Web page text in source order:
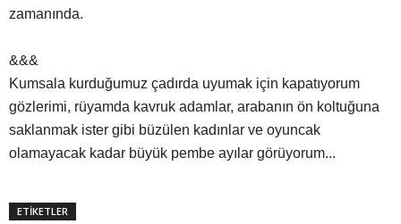
zamanında.
&&&
Kumsala kurduğumuz çadırda uyumak için kapatıyorum
gözlerimi, rüyamda kavruk adamlar, arabanın ön koltuğuna
saklanmak ister gibi büzülen kadınlar ve oyuncak
olamayacak kadar büyük pembe ayılar görüyorum...
ETİKETLER